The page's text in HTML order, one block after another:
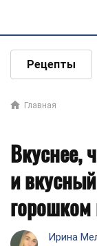
Рецепты
Главная
Вкуснее,
и
Ирина